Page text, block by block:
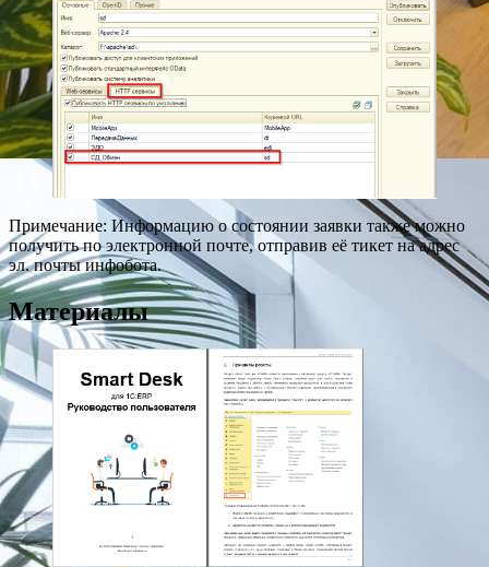
Примечание: Информацию о состоянии заявки также можно
получить по электронной почте, отправив её тикет на адрес
эл. почты инфобота.
Материалы